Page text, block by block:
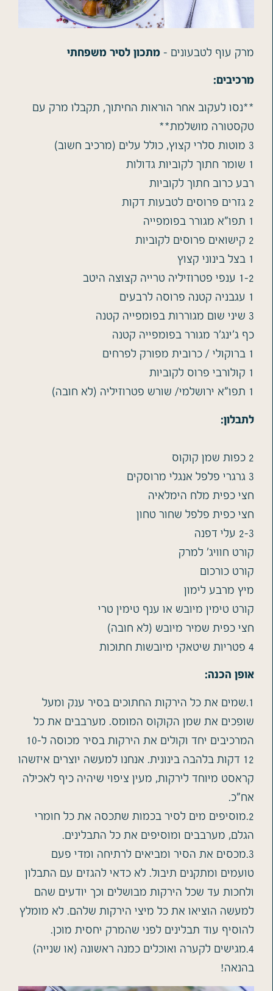
מרק עוף לטבעונים – מתכון לסיר משפחתי
מרכיבים:
**נסו לעקוב אחר הוראות החיתוך, תקבלו מרק עם
טקסטורה מושלמת**
3 מוטות סלרי קצוץ, כולל עלים (מרכיב חשוב)
1 שומר חתוך לקוביות גדולות
רבע כרוב חתוך לקוביות
2 גזרים פרוסים לטבעות דקות
1 תפו"א מגורר בפומפייה
2 קישואים פרוסים לקוביות
1 בצל בינוני קצוץ
1-2 ענפי פטרוזיליה טרייה קצוצה היטב
1 עגבניה קטנה פרוסה לרבעים
3 שיני שום מגוררות בפומפייה קטנה
כף ג'ינג'ר מגורר בפומפייה קטנה
1 ברוקולי / כרובית מפורק לפרחים
1 קולורבי פרוס לקוביות
1 תפו"א ירושלמי/ שורש פטרוזיליה (לא חובה)
לתבלון:
2 כפות שמן קוקוס
3 גרגרי פלפל אנגלי מרוסקים
חצי כפית מלח הימלאיה
חצי כפית פלפל שחור טחון
2-3 עלי דפנה
קורט חוויג' למרק
קורט כורכום
מיץ מרבע לימון
קורט טימין מיובש או ענף טימין טרי
חצי כפית שמיר מיובש (לא חובה)
4 פטריות שיטאקי מיובשות חתוכות
אופן הכנה:
1.שמים את כל הירקות החתוכים בסיר ענק ומעל
שופכים את שמן הקוקוס המומס. מערבבים את כל
המרכיבים יחד וקולים את הירקות בסיר מכוסה ל10-
12 דקות בלהבה בינונית. אנחנו למעשה יוצרים איזשהו
קראסט מיוחד לירקות, מעין ציפוי שיהיה כיף לאכילה
אח"כ.
2.מוסיפים מים לסיר בכמות שתכסה את כל חומרי
הגלם, מערבבים ומוסיפים את כל התבלינים.
3.מכסים את הסיר ומביאים לרתיחה ומדי פעם
טועמים ומתקנים תיבול. לא כדאי להגזים עם התבלון
ולחכות עד שכל הירקות מבושלים וכך יודעים שהם
למעשה הוציאו את כל מיצי הירקות שלהם. לא מומלץ
להוסיף עוד תבלינים לפני שהמרק יחסית מוכן.
4.מגישים לקערה ואוכלים כמנה ראשונה (או שנייה)
בהנאה!